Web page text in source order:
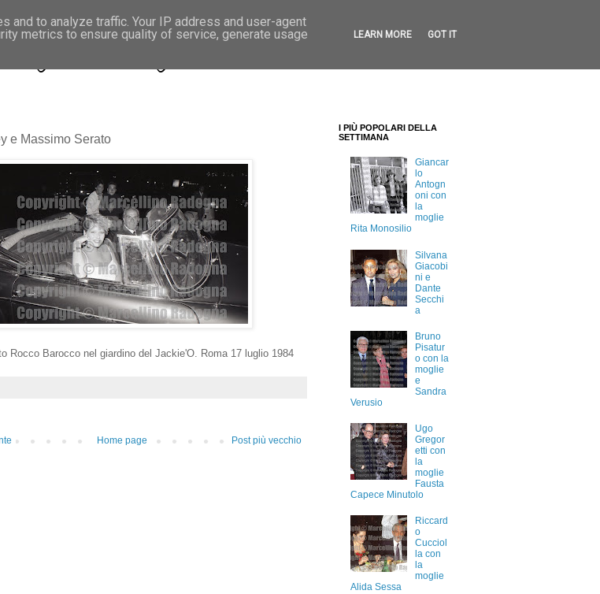
per la stampa
e Massimo Serato
Rocco Barocco nel giardino del Jackie'O. Roma 17 luglio 1984
Post più vecchio
Home page
I PIÙ POPOLARI DELLA
SETTIMANA
Giancar
lo
Antogn
oni con
la
moglie
Rita Monosilio
Silvana
Giacobi
ni e
Dante
Secchi
a
Bruno
Pisatur
o con la
moglie
e
Sandra
Verusio
Ugo
Gregor
etti con
la
moglie
Fausta
Capece Minutolo
Riccard
o
Cucciol
la con
la
moglie
Alida Sessa
to analyze traffic. Your IP address and user-agent
metrics to ensure quality of service, generate usage
LEARN MORE GOT IT